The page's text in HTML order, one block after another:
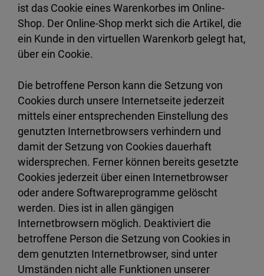
ist das Cookie eines Warenkorbes im Online-
Shop. Der Online-Shop merkt sich die Artikel, die
ein Kunde in den virtuellen Warenkorb gelegt hat,
über ein Cookie.
Die betroffene Person kann die Setzung von
Cookies durch unsere Internetseite jederzeit
mittels einer entsprechenden Einstellung des
genutzten Internetbrowsers verhindern und
damit der Setzung von Cookies dauerhaft
widersprechen. Ferner können bereits gesetzte
Cookies jederzeit über einen Internetbrowser
oder andere Softwareprogramme gelöscht
werden. Dies ist in allen gängigen
Internetbrowsern möglich. Deaktiviert die
betroffene Person die Setzung von Cookies in
dem genutzten Internetbrowser, sind unter
Umständen nicht alle Funktionen unserer